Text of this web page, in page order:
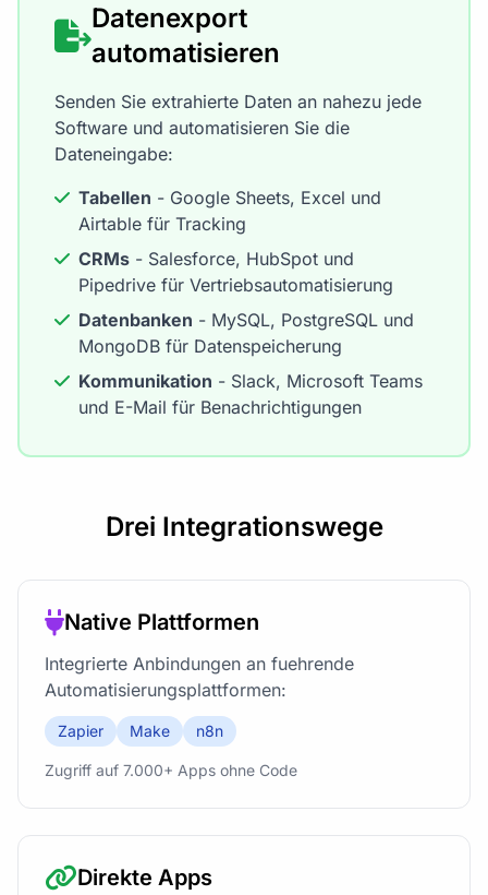
Datenexport
automatisieren
Senden Sie extrahierte Daten an nahezu jede
Software und automatisieren Sie die
Dateneingabe:
Tabellen - Google Sheets, Excel und
Airtable für Tracking
CRMs - Salesforce, HubSpot und
Pipedrive für Vertriebsautomatisierung
Datenbanken - MySQL, PostgreSQL und
MongoDB für Datenspeicherung
Kommunikation - Slack, Microsoft Teams
und E-Mail für Benachrichtigungen
Drei Integrationswege
Native Plattformen
Integrierte Anbindungen an fuehrende
Automatisierungsplattformen:
Zapier Make n8n
Zugriff auf 7.000+ Apps ohne Code
Direkte Apps